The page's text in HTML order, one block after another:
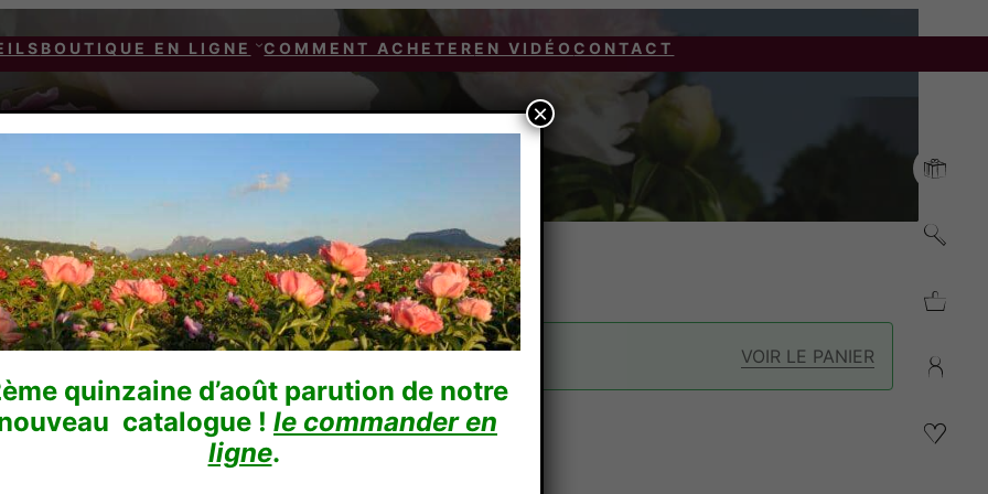
BOUTIQUE EN LIGNE COMMENT ACHETER EN VIDÉO CONTACT
japonaise/ DO TELL
VOIR LE PANIER
DO TELL
quinzaine d’août parution de notre
catalogue !le commander en
ligne.
×